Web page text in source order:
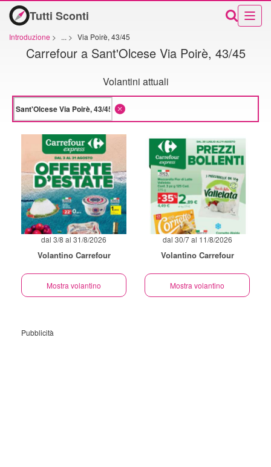
Tutti Sconti
Introduzione > ... > Via Poirè, 43/45
Carrefour a Sant'Olcese Via Poirè, 43/45
Volantini attuali
dal 3/8 al 31/8/2026
Volantino Carrefour
Mostra volantino
dal 30/7 al 11/8/2026
Volantino Carrefour
Mostra volantino
Pubblicità